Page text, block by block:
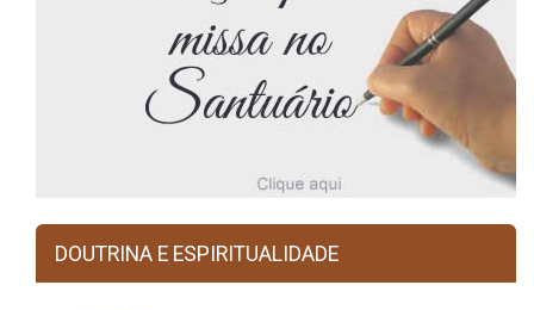
DOUTRINA E ESPIRITUALIDADE